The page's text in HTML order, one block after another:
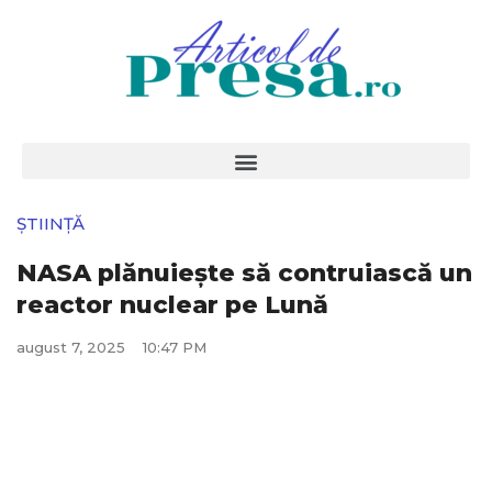
ȘTIINȚĂ
NASA plănuiește să contruiască un
reactor nuclear pe Lună
august 7, 2025 10:47 PM